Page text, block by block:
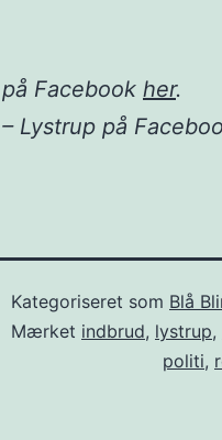
Facebook her.
Lystrup på
Kategoriseret som Blå
Mærket indbrud, lystrup,
politi,